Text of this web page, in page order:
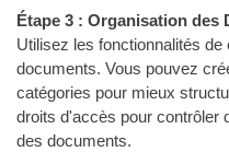
Étape 3 : Organisation des
Utilisez les fonctionnalités
documents. Vous pouvez
catégories pour mieux
droits d'accès pour contrôler
des documents.